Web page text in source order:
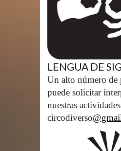
LENGUA DE
Un alto número de
puede solicitar
nuestras
circodiverso